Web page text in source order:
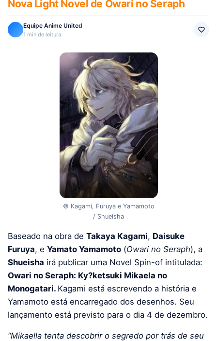
Nova Light Novel de Owari no Seraph
Equipe Anime United
1 min de leitura
© Kagami, Furuya e Yamamoto
/ Shueisha
Baseado na obra de Takaya Kagami, Daisuke
Furuya, e Yamato Yamamoto (Owari no Seraph), a
Shueisha irá publicar uma Novel Spin-of intitulada:
Owari no Seraph: Ky?ketsuki Mikaela no
Monogatari. Kagami está escrevendo a história e
Yamamoto está encarregado dos desenhos. Seu
lançamento está previsto para o dia 4 de dezembro.
“Mikaella tenta descobrir o segredo por trás de seu